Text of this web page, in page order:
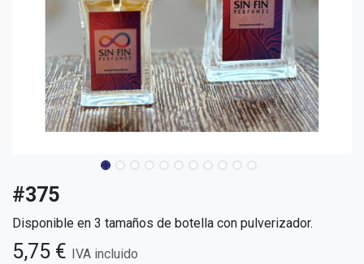
#375
Disponible en 3 tamaños de botella con pulverizador.
5,75 € IVA incluido